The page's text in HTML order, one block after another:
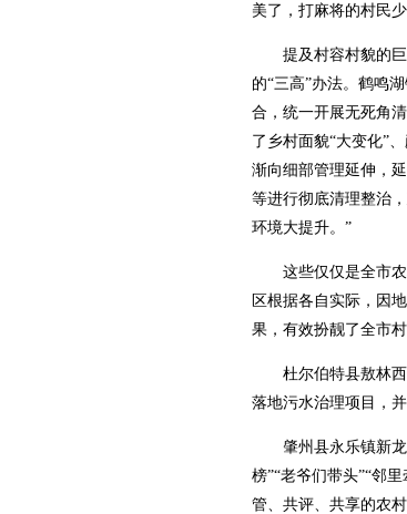
美了，打麻将的村民
提及村容村貌的巨
的“三高”办法。鹤鸣
合，统一开展无死角
了乡村面貌“大变化”
渐向细部管理延伸，
等进行彻底清理整治
环境大提升。”
这些仅仅是全市农
区根据各自实际，因
果，有效扮靓了全市村
杜尔伯特县敖林西
落地污水治理项目，
肇州县永乐镇新龙
榜”“老爷们带头”“邻
管、共评、共享的农